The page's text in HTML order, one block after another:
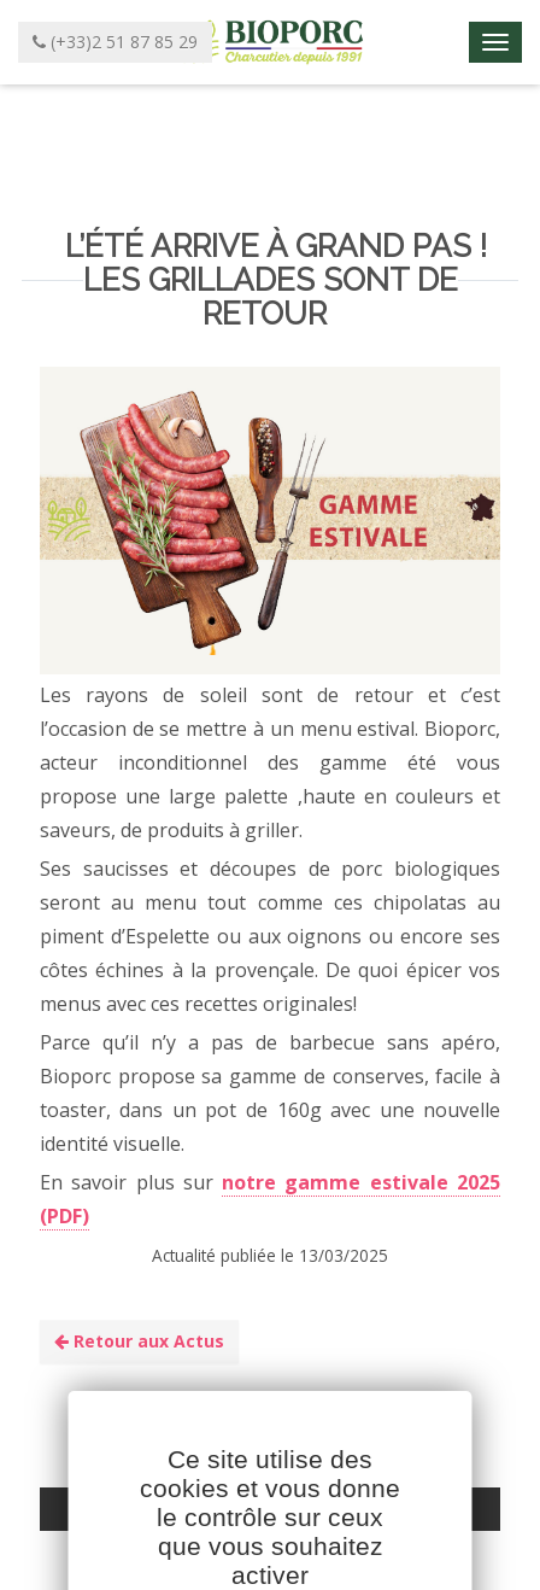
(+33)2 51 87 85 29
M
e
L’ÉTÉ ARRIVE À GRAND PAS !
LES GRILLADES SONT DE
RETOUR
Les rayons de soleil sont de retour et c’est
l’occasion de se mettre à un menu estival. Bioporc,
acteur inconditionnel des gamme été vous
propose une large palette ,haute en couleurs et
saveurs, de produits à griller.
Ses saucisses et découpes de porc biologiques
seront au menu tout comme ces chipolatas au
piment d’Espelette ou aux oignons ou encore ses
côtes échines à la provençale. De quoi épicer vos
menus avec ces recettes originales!
Parce qu’il n’y a pas de barbecue sans apéro,
Bioporc propose sa gamme de conserves, facile à
toaster, dans un pot de 160g avec une nouvelle
identité visuelle.
En savoir plus sur notre gamme estivale 2025
(PDF)
Actualité publiée le 13/03/2025
Retour aux Actus
Facebook est désactivé. Autoriser
Ce site utilise des
cookies et vous donne
le contrôle sur ceux
que vous souhaitez
activer